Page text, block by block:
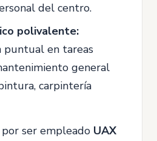
del centro.
polivalente:
puntual en tareas
general
carpintería
ser empleado UAX